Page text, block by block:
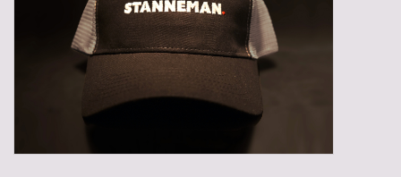
Dankkaartjes